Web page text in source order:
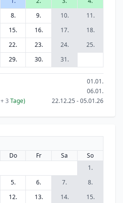
8. 9. 10.
11.
15. 16. 17.
18.
22. 23. 24.
25.
29. 30. 31.
01.01.
06.01.
+ 3 Tage) 22.12.25 - 05.01.26
Do Fr Sa
So
1.
5. 6. 7.
8.
12. 13. 14.
15.